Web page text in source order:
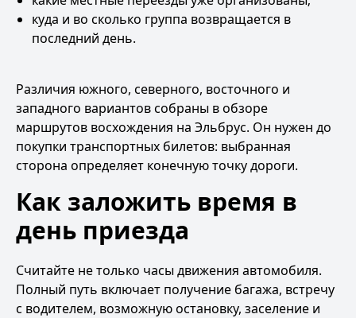
куда и во сколько группа возвращается в
последний день.
Различия южного, северного, восточного и
западного вариантов собраны в обзоре
маршрутов восхождения на Эльбрус. Он нужен до
покупки транспортных билетов: выбранная
сторона определяет конечную точку дороги.
Как заложить время в
день приезда
Считайте не только часы движения автомобиля.
Полный путь включает получение багажа, встречу
с водителем, возможную остановку, заселение и